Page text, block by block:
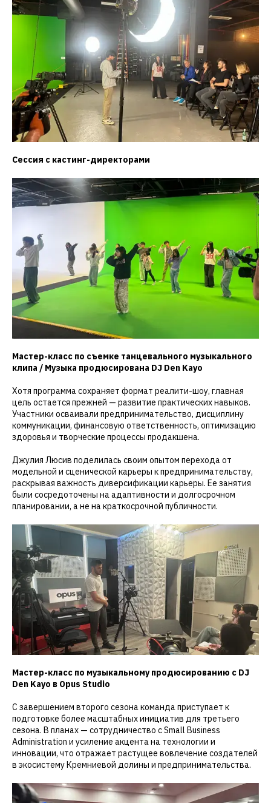
Сессия с кастинг-директорами
Мастер-класс по съемке танцевального музыкального
клипа / Музыка продюсирована DJ Den Kayo
Хотя программа сохраняет формат реалити-шоу, главная
цель остается прежней — развитие практических навыков.
Участники осваивали предпринимательство, дисциплину
коммуникации, финансовую ответственность, оптимизацию
здоровья и творческие процессы продакшена.
Джулия Люсив поделилась своим опытом перехода от
модельной и сценической карьеры к предпринимательству,
раскрывая важность диверсификации карьеры. Ее занятия
были сосредоточены на адаптивности и долгосрочном
планировании, а не на краткосрочной публичности.
Мастер-класс по музыкальному продюсированию с DJ
Den Kayo в Opus Studio
С завершением второго сезона команда приступает к
подготовке более масштабных инициатив для третьего
сезона. В планах — сотрудничество с Small Business
Administration и усиление акцента на технологии и
инновации, что отражает растущее вовлечение создателей
в экосистему Кремниевой долины и предпринимательства.